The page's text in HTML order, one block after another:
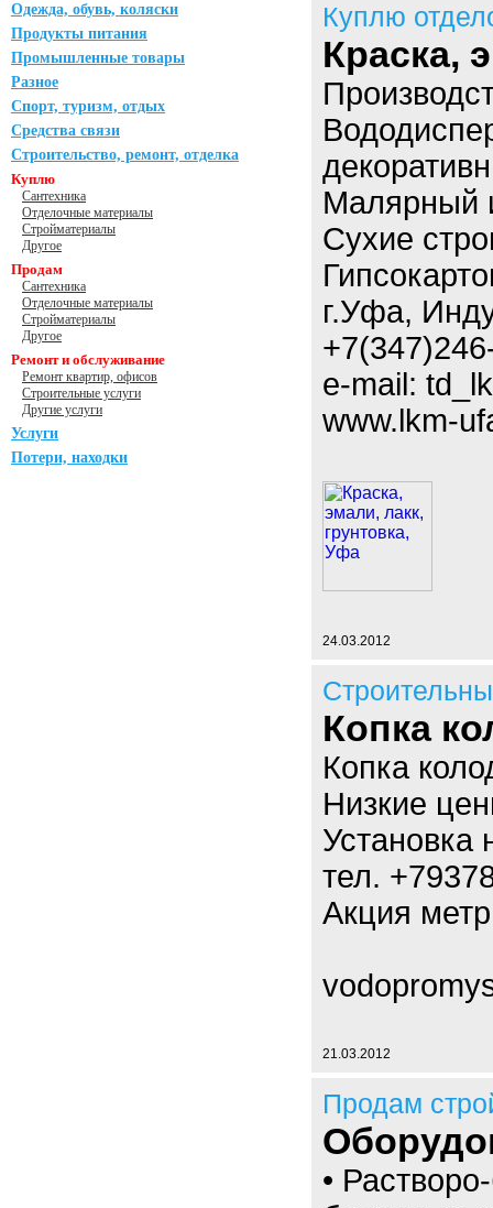
Одежда, обувь, коляски
Продукты питания
Промышленные товары
Разное
Спорт, туризм, отдых
Средства связи
Строительство, ремонт, отделка
Куплю
Сантехника
Отделочные материалы
Стройматериалы
Другое
Продам
Сантехника
Отделочные материалы
Стройматериалы
Другое
Ремонт и обслуживание
Ремонт квартир, офисов
Строительные услуги
Другие услуги
Услуги
Потери, находки
Куплю
Краска,
Малярный
Сухие
г.Уфа,
e-mail:
www.lkm-
24.03.2012
Копка
Копка
Низкие
Установка
тел.
Акция
21.03.2012
Продам
•